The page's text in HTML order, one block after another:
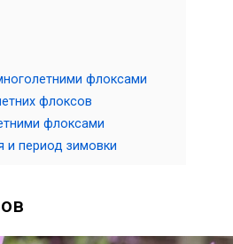
флоксами
флоксов
флоксами
и период зимовки